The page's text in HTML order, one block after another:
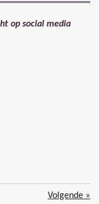
op social media
Volgende »